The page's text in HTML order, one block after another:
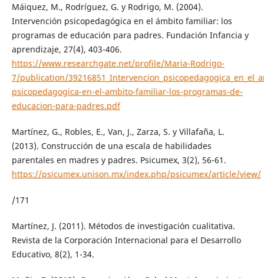
Máiquez, M., Rodríguez, G. y Rodrigo, M. (2004).
Intervención psicopedagógica en el ámbito familiar: los
programas de educación para padres. Fundación Infancia y
aprendizaje, 27(4), 403-406.
https://www.researchgate.net/profile/Maria-Rodrigo-
7/publication/
psicopedagogica-en-el-ambito-familiar-los-programas-de-
educacion-para-padres.pdf
Martínez, G., Robles, E., Van, J., Zarza, S. y Villafaña, L.
(2013). Construcción de una escala de habilidades
parentales en madres y padres. Psicumex, 3(2), 56-61.
https://psicumex.unison.mx/index.php/psicumex/article/view/
/171
Martínez, J. (2011). Métodos de investigación cualitativa.
Revista de la Corporación Internacional para el Desarrollo
Educativo, 8(2), 1-34.